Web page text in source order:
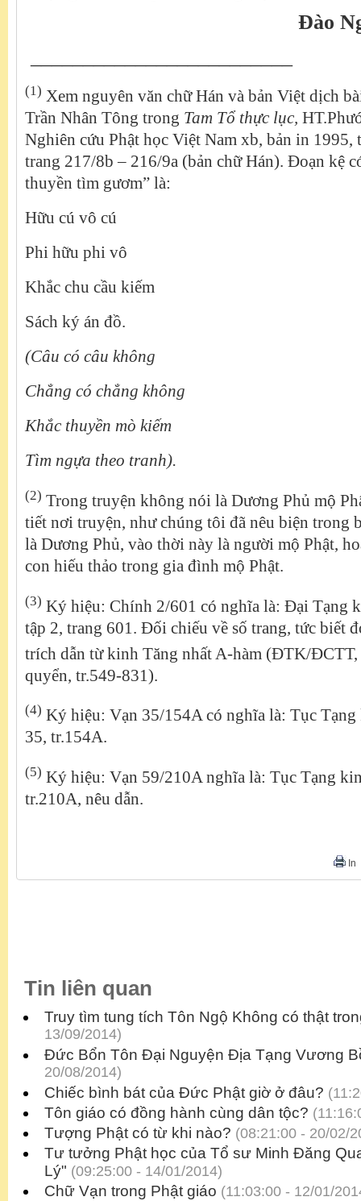
Đào
(1) Xem nguyên văn chữ Hán và bản Việt dịch
Trần Nhân Tông trong Tam Tổ thực lục,
Nghiên cứu Phật học Việt Nam xb, bản in 1995,
trang 217/8b – 216/9a (bản chữ Hán). Đoạn kệ
thuyền tìm gươm” là:
Hữu cú vô cú
Phi hữu phi vô
Khắc chu cầu kiếm
Sách ký án đồ.
(Câu có câu không
Chẳng có chẳng không
Khắc thuyền mò kiếm
Tìm ngựa theo tranh).
(2) Trong truyện không nói là Dương Phủ mộ
tiết nơi truyện, như chúng tôi đã nêu biện trong
là Dương Phủ, vào thời này là người mộ Phật,
con hiếu thảo trong gia đình mộ Phật.
(3) Ký hiệu: Chính 2/601 có nghĩa là: Đại Tạng
tập 2, trang 601. Đối chiếu về số trang, tức biết
trích dẫn từ kinh Tăng nhất A-hàm (ĐTK/ĐCTT,
quyển, tr.549-831).
(4) Ký hiệu: Vạn 35/154A có nghĩa là: Tục Tạng
35, tr.154A.
(5) Ký hiệu: Vạn 59/210A nghĩa là: Tục Tạng
tr.210A, nêu dẫn.
In
Tin liên quan
Truy tìm tung tích Tôn Ngộ Không có thật
13/09/2014)
Đức Bổn Tôn Đại Nguyện Địa Tạng Vương
20/08/2014)
Chiếc bình bát của Đức Phật giờ ở đâu?
Tôn giáo có đồng hành cùng dân tộc?
Tượng Phật có từ khi nào? (08:21:00 - 20/02/
Tư tưởng Phật học của Tổ sư Minh Đăng
Lý" (09:25:00 - 14/01/2014)
Chữ Vạn trong Phật giáo (11:03:00 - 12/01/